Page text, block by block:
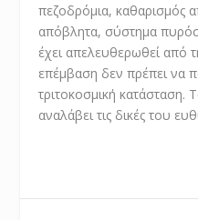
πεζοδρόμια, καθαρισμός
απόβλητα, σύστημα
έχει απελευθερωθεί από
επέμβαση δεν πρέπει να
τριτοκοσμική κατάσταση.
αναλάβει τις δικές του